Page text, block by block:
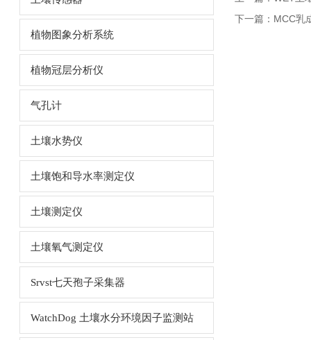
植物图象分析系统
植物冠层分析仪
气孔计
土壤水势仪
土壤饱和导水率测定仪
土壤测定仪
土壤氧气测定仪
Srvst七天孢子采集器
WatchDog 土壤水分环境因子监测站
下一篇： MCC乳